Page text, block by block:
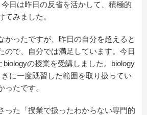
日は昨日の反省を活かして、積極的
てみました。
かったですが、昨日の自分を超えると
ので、自分では満足しています。今日
biologyの授業を受講しました。biology
に一度既習した範囲を取り扱ってい
ったです。
った「授業で扱ったわからない専門的